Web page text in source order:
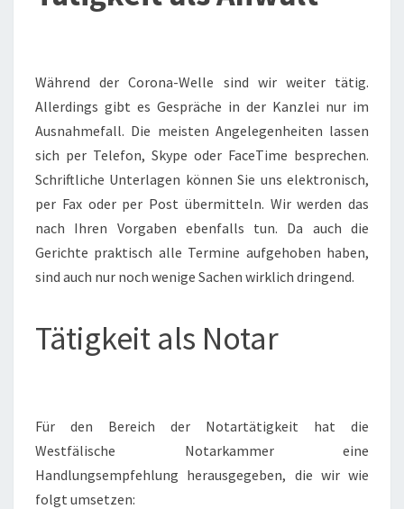
Während der Corona-Welle sind wir weiter tätig.
Allerdings gibt es Gespräche in der Kanzlei nur im
Ausnahmefall. Die meisten Angelegenheiten lassen
sich per Telefon, Skype oder FaceTime besprechen.
Schriftliche Unterlagen können Sie uns elektronisch,
per Fax oder per Post übermitteln. Wir werden das
nach Ihren Vorgaben ebenfalls tun. Da auch die
Gerichte praktisch alle Termine aufgehoben haben,
sind auch nur noch wenige Sachen wirklich dringend.
Tätigkeit als Notar
Für den Bereich der Notartätigkeit hat die
Westfälische Notarkammer eine
Handlungsempfehlung herausgegeben, die wir wie
folgt umsetzen: